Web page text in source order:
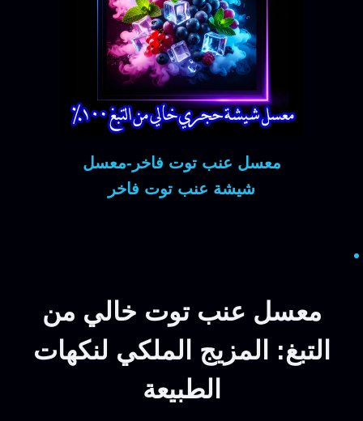
معسل عنب توت فاخر-معسل
شيشة عنب توت فاخر
معسل عنب توت خالي من
التبغ: المزيج الملكي لنكهات
الطبيعة